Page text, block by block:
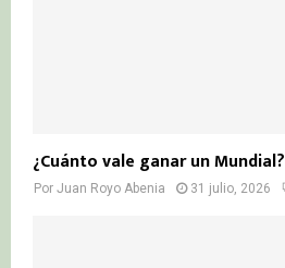
¿Cuánto vale ganar un Mundial?
Por Juan Royo Abenia 31 julio, 2026